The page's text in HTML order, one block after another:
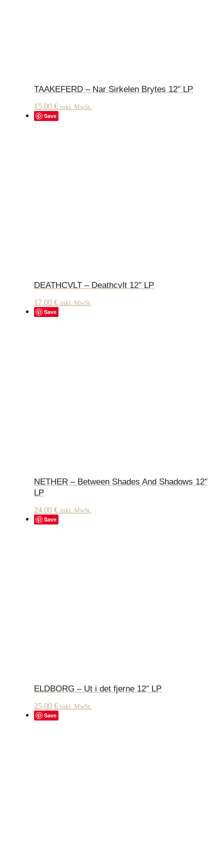
TAAKEFERD – Nar Sirkelen Brytes 12″ LP
15,00 € inkl. MwSt.
Save
DEATHCVLT – Deathcvlt 12″ LP
17,00 € inkl. MwSt.
Save
NETHER – Between Shades And Shadows 12″
LP
24,00 € inkl. MwSt.
Save
ELDBORG – Ut i det fjerne 12″ LP
25,00 € inkl. MwSt.
Save